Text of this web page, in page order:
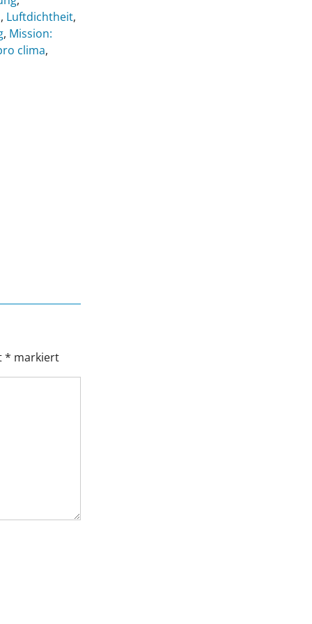
, Luftdichtheit,
, Mission:
clima,
* markiert